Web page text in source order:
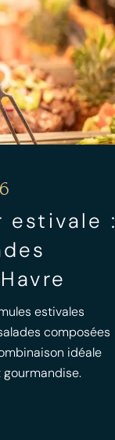
estivale :
estivales
composées
idéale